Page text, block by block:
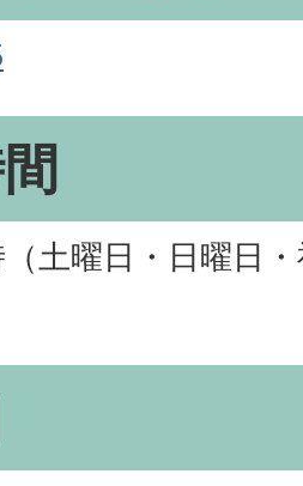
土曜日・日曜日